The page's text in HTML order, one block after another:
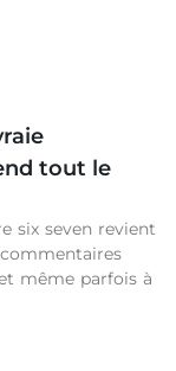
tout le
six seven revient
même parfois à